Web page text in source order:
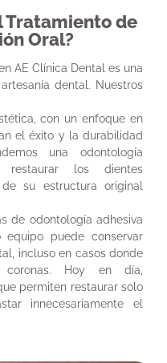
Tratamiento de
Oral?
AE Clínica Dental es una
dental. Nuestros
con un enfoque en
el éxito y la durabilidad
una odontología
restaurar los dientes
su estructura original
de odontología adhesiva
equipo puede conservar
incluso en casos donde
coronas. Hoy en día,
permiten restaurar solo
innecesariamente el